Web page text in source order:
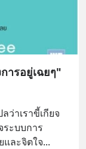
ารอยู่เฉยๆ"
ว่าเราขี้เกียจ
ระบบการ
และจิตใจ